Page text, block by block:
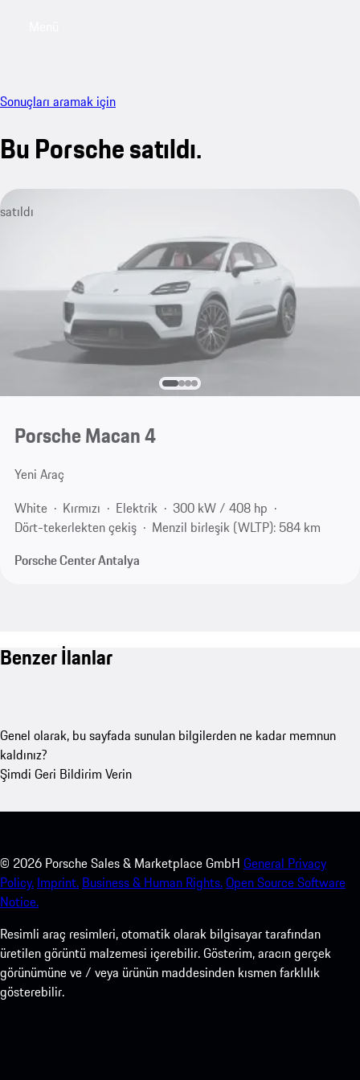
Sonuçları aramak için
Bu Porsche satıldı.
satıldı
Porsche Macan 4
Yeni Araç
White
Kırmızı Elektrik
300 kW / 408 hp
Dört-tekerlekten çekiş
Menzil birleşik (WLTP): 584 km
Porsche Center Antalya
Benzer İlanlar
Genel olarak, bu sayfada sunulan bilgilerden ne kadar memnun
kaldınız?
Şimdi Geri Bildirim Verin
© 2026 Porsche Sales & Marketplace GmbH General Privacy
Policy. Imprint. Business & Human Rights.Open Source Software
Notice.
Resimli araç resimleri, otomatik olarak bilgisayar tarafından
üretilen görüntü malzemesi içerebilir. Gösterim, aracın gerçek
görünümüne ve / veya ürünün maddesinden kısmen farklılık
gösterebilir.